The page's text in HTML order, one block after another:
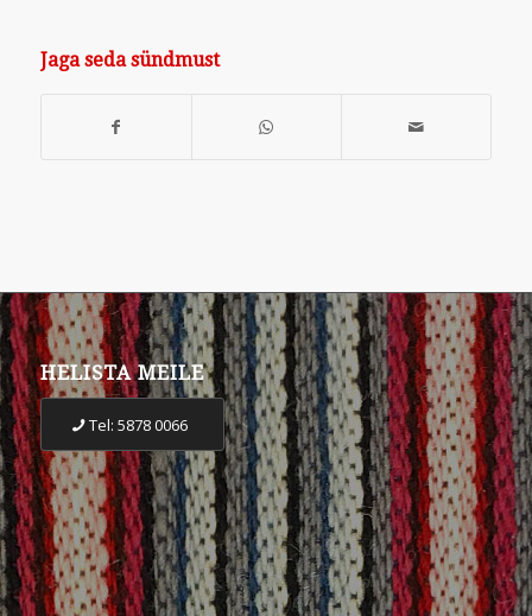
Jaga seda sündmust
HELISTA MEILE
Tel: 5878 0066